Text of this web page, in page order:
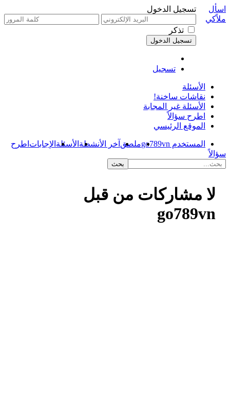
تسجيل الدخول
تذكر
تسجيل
اسأل
ملاًكي
الأسئلة
نقاشات ساخنة!
الأسئلة غير المجابة
اطرح سؤالاً
الموقع الرئيسي
المستخدم go789vn ملصق آخر الأنشطة الأسئلة الإجابات اطرح
سؤالاً
لا مشاركات من قبل
go789vn